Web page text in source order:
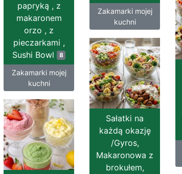
Zakamarki mojej
kuchni
papryką , z
makaronem
orzo , z
pieczarkami ,
Sushi Bowl
8
Zakamarki mojej
kuchni
Sałatki na
każdą okazję
/Gyros,
Makaronowa z
brokułem,